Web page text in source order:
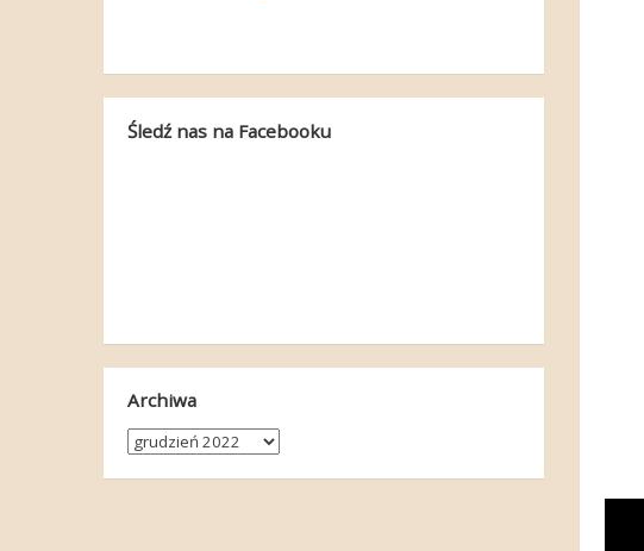
Śledź nas na Facebooku
Archiwa
Archiwa